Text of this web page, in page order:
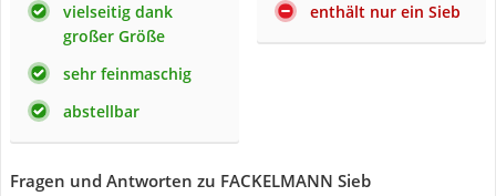
vielseitig dank
großer Größe
sehr feinmaschig
abstellbar
enthält nur ein Sieb
Fragen und Antworten zu FACKELMANN Sieb